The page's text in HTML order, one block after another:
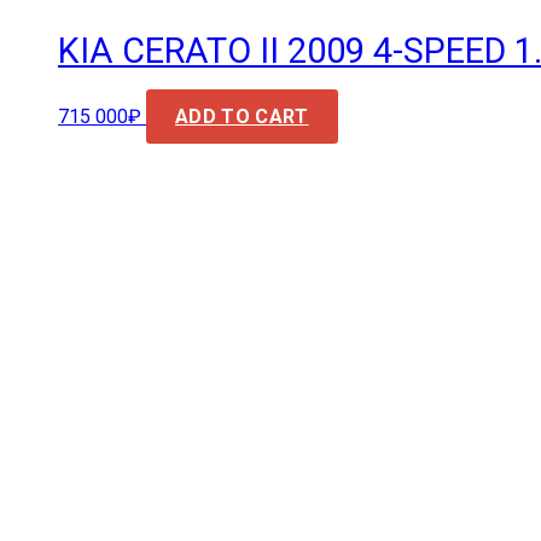
KIA CERATO II 2009 4-SPEED
715 000₽ ADD TO CART